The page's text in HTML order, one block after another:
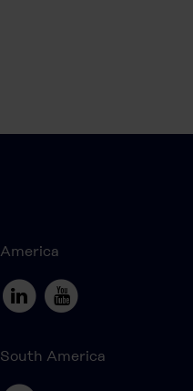
America
South America